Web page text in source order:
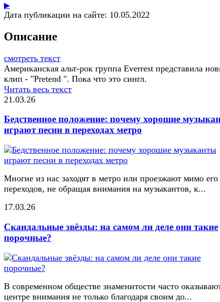
▶
Дата публикации на сайте: 10.05.2022
Описание
смотреть текст
Американская альт-рок группа Everrest представила
клип - "Pretend ". Пока что это сингл.
Читать весь текст
21.03.26
Бедственное положение: почему хорошие
играют песни в переходах метро
Многие из нас заходят в метро или проезжают мимо его
переходов, не обращая внимания на музыкантов, к...
17.03.26
Скандальные звёзды: на самом ли деле они такие
порочные?
В современном обществе знаменитости часто
центре внимания не только благодаря своим до...